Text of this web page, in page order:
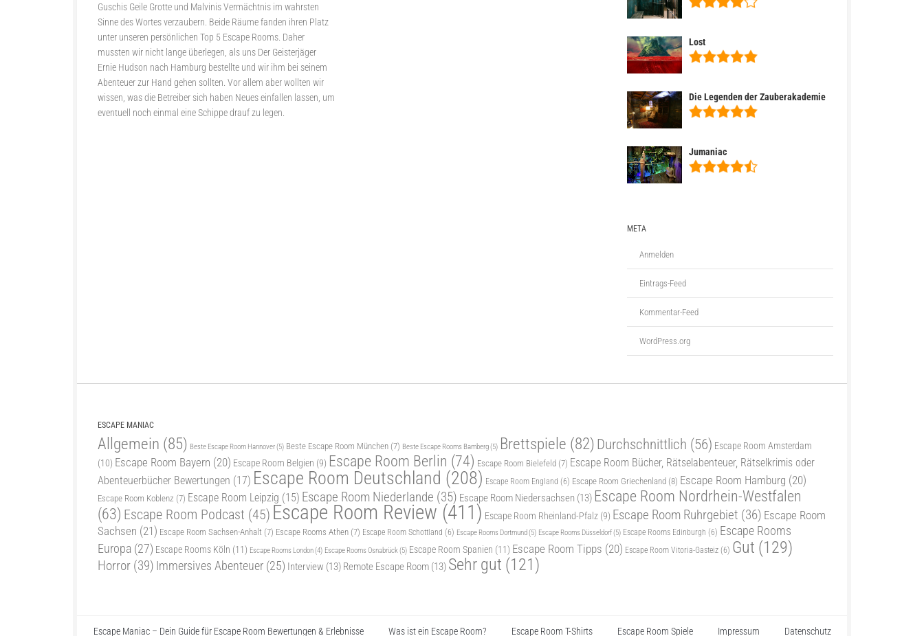
Guschis Geile Grotte und Malvinis Vermächtnis im wahrsten
Sinne des Wortes verzaubern. Beide Räume fanden ihren Platz
unter unseren persönlichen Top 5 Escape Rooms. Daher
mussten wir nicht lange überlegen, als uns Der Geisterjäger
Ernie Hudson nach Hamburg bestellte und wir ihm bei seinem
Abenteuer zur Hand gehen sollten. Vor allem aber wollten wir
wissen, was die Betreiber sich haben Neues einfallen lassen, um
eventuell noch einmal eine Schippe drauf zu legen.
Lost
Die Legenden der Zauberakademie
Jumaniac
META
Anmelden
Eintrags-Feed
Kommentar-Feed
WordPress.org
ESCAPE MANIAC
Allgemein (85) Beste Escape Room Hannover(5) Beste Escape Room München (7) Beste Escape Rooms Bamberg(5) Brettspiele (82) Durchschnittlich (56) Escape Room Amsterdam
(10) Escape Room Bayern (20) Escape Room Belgien (9) Escape Room Berlin (74) Escape Room Bielefeld (7) Escape Room Bücher, Rätselabenteuer, Rätselkrimis oder
Abenteuerbücher Bewertungen (17) Escape Room Deutschland (208) Escape Room England (6) Escape Room Griechenland (8) Escape Room Hamburg (20)
Escape Room Koblenz (7) Escape Room Leipzig (15) Escape Room Niederlande (35) Escape Room Niedersachsen (13) Escape Room Nordrhein-Westfalen
(63) Escape Room Podcast (45) Escape Room Review (411) Escape Room Rheinland-Pfalz (9) Escape Room Ruhrgebiet (36) Escape Room
Sachsen (21) Escape Room Sachsen-Anhalt (7) Escape Rooms Athen (7) Escape Room Schottland (6) Escape Rooms Dortmund(5) Escape Rooms Düsseldorf(5) Escape Rooms Edinburgh (6) Escape Rooms
Europa (27) Escape Rooms Köln (11) Escape Rooms London(4) Escape Rooms Osnabrück(5) Escape Room Spanien (11) Escape Room Tipps (20) Escape Room Vitoria-Gasteiz (6) Gut (129)
Horror (39) Immersives Abenteuer (25) Interview (13) Remote Escape Room (13) Sehr gut (121)
Escape Maniac – Dein Guide für Escape Room Bewertungen & Erlebnisse Was ist ein Escape Room? Escape Room T-Shirts Escape Room Spiele Impressum Datenschutz